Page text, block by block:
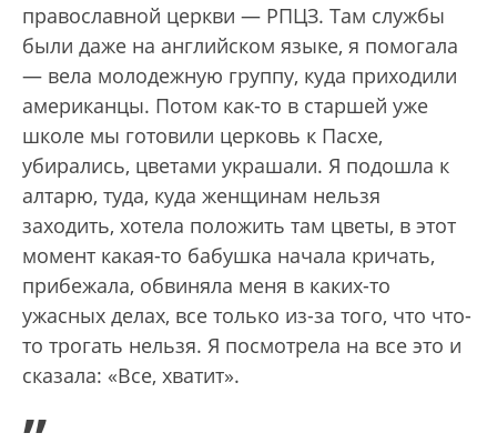
православной церкви — РПЦЗ. Там службы
были даже на английском языке, я помогала
— вела молодежную группу, куда приходили
американцы. Потом как-то в старшей уже
школе мы готовили церковь к Пасхе,
убирались, цветами украшали. Я подошла к
алтарю, туда, куда женщинам нельзя
заходить, хотела положить там цветы, в этот
момент какая-то бабушка начала кричать,
прибежала, обвиняла меня в каких-то
ужасных делах, все только из-за того, что что-
то трогать нельзя. Я посмотрела на все это и
сказала: «Все, хватит».
„